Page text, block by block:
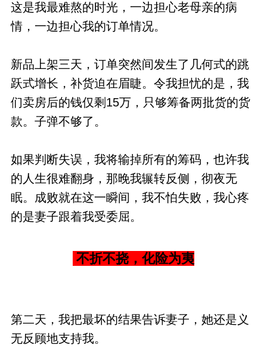
这是我最难熬的时光，一边担心老母亲的病
情，一边担心我的订单情况。
新品上架三天，订单突然间发生了几何式的跳
跃式增长，补货迫在眉睫。令我担忧的是，我
们卖房后的钱仅剩15万，只够筹备两批货的货
款。子弹不够了。
如果判断失误，我将输掉所有的筹码，也许我
的人生很难翻身，那晚我辗转反侧，彻夜无
眠。成败就在这一瞬间，我不怕失败，我心疼
的是妻子跟着我受委屈。
不折不挠，化险为夷
第二天，我把最坏的结果告诉妻子，她还是义
无反顾地支持我。